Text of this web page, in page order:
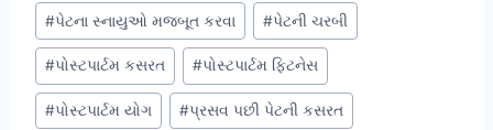
#પેટના સ્નાયુઓ મજબૂત કરવા #પેટની ચરબી
#પોસ્ટપાર્ટમ કસરત #પોસ્ટપાર્ટમ ફિટનેસ
#પોસ્ટપાર્ટમ યોગ #પ્રસવ પછી પેટની કસરત